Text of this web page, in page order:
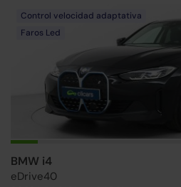
Control velocidad adaptativa
Faros Led
BMW i4
eDrive40